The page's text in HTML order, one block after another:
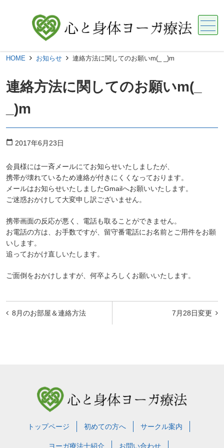
メニュー
HOME お知らせ 連絡方法に関してのお願いm(_ _)m
連絡方法に関してのお願いm(_
_)m
calendar_today 2017年6月23日
会員様には一斉メールにてお知らせいたしましたが、
携帯が壊れているため連絡が付きにくくなっております。
メールはお知らせいたしましたGmailへお願いいたします。
ご迷惑おかけして大変申し訳ございません。
携帯画面の反応が悪く、電話も取ることができません。
お電話の方は、お手数ですが、留守番電話にお名前とご用件をお願
いします。
追っておかけ直しいたします。
ご面倒をおかけしますが、何卒よろしくお願いいたします。
投
7月28日変更
8月のお部屋＆連絡方法
トップページ 初めての方へ サークル案内
ヨーガ療法士紹介 お問い合わせ